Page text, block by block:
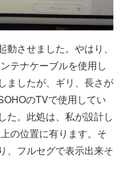
させました。やはり、
テナケーブルを使用し
ましたが、ギリ、長さが
のTVで使用してい
た。此処は、私が設計し
の位置に有ります。そ
、フルセグで表示出来そ